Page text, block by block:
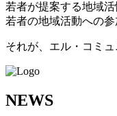
若者が提案する地域活
若者の地域活動への
それが、エル・コミュ
NEWS